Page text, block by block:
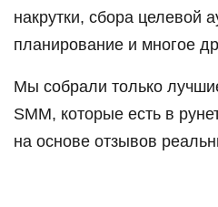
накрутки, сбора целевой
планирование и многое
Мы собрали только
SMM, которые есть в
на основе отзывов